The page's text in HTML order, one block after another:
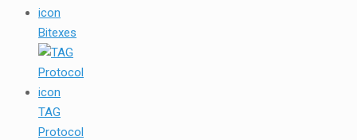
Bitexes
TAG
Protocol